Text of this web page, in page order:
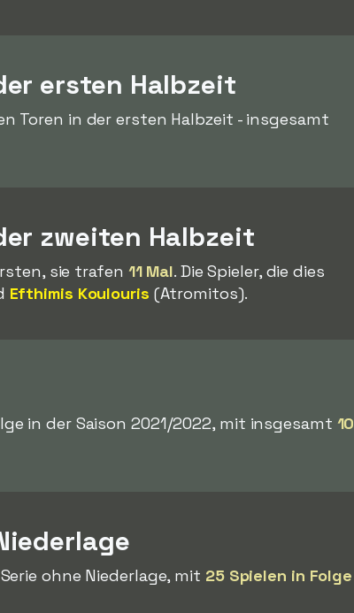
ersten Halbzeit
Toren in der ersten Halbzeit - insgesamt
zweiten Halbzeit
sie trafen 11 Mal. Die Spieler, die dies
Efthimis Koulouris (Atromitos).
in der Saison 2021/2022, mit insgesamt 10
ohne Niederlage, mit 25 Spielen in Folge